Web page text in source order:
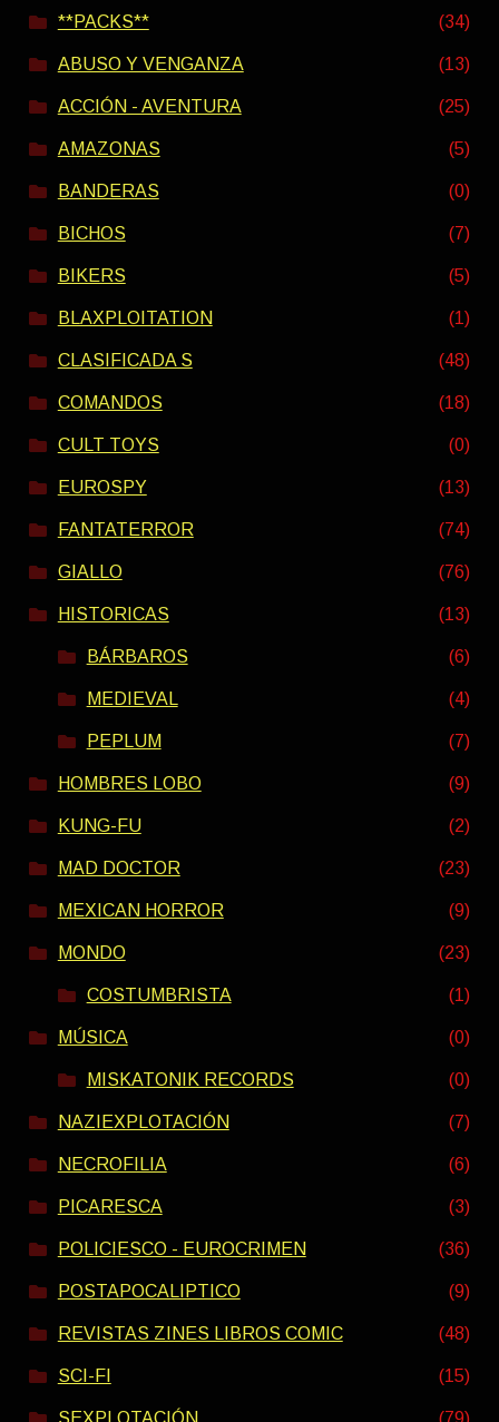
**PACKS** (34)
ABUSO Y VENGANZA (13)
ACCIÓN - AVENTURA (25)
AMAZONAS (5)
BANDERAS (0)
BICHOS (7)
BIKERS (5)
BLAXPLOITATION (1)
CLASIFICADA S (48)
COMANDOS (18)
CULT TOYS (0)
EUROSPY (13)
FANTATERROR (74)
GIALLO (76)
HISTORICAS (13)
BÁRBAROS (6)
MEDIEVAL (4)
PEPLUM (7)
HOMBRES LOBO (9)
KUNG-FU (2)
MAD DOCTOR (23)
MEXICAN HORROR (9)
MONDO (23)
COSTUMBRISTA (1)
MÚSICA (0)
MISKATONIK RECORDS (0)
NAZIEXPLOTACIÓN (7)
NECROFILIA (6)
PICARESCA (3)
POLICIESCO - EUROCRIMEN (36)
POSTAPOCALIPTICO (9)
REVISTAS ZINES LIBROS COMIC (48)
SCI-FI (15)
SEXPLOTACIÓN (79)